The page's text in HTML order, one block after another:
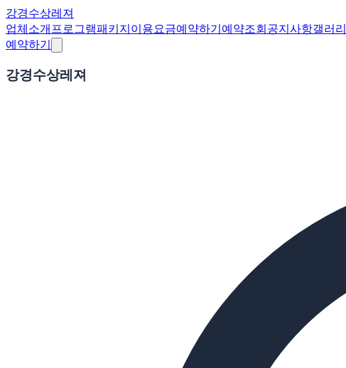
강경수상레져
업체소개프로그램패키지이용요금예약하기예약조회공지사항갤러리
예약하기
강경수상레져